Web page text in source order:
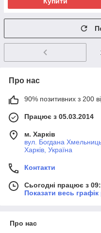
Про нас
90% позитивних з 200
Працює з 05.03.2014
м. Харків
вул. Богдана
Харків, Україна
Контакти
Сьогодні працює з
Показати весь
Про нас